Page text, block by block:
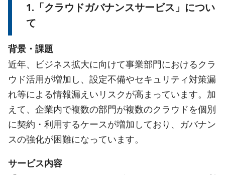
1.「クラウドガバナンスサービス」につい
て
背景・課題
近年、ビジネス拡大に向けて事業部門におけるクラ
ウド活用が増加し、設定不備やセキュリティ対策漏
れ等による情報漏えいリスクが高まっています。加
えて、企業内で複数の部門が複数のクラウドを個別
に契約・利用するケースが増加しており、ガバナン
スの強化が困難になっています。
サービス内容